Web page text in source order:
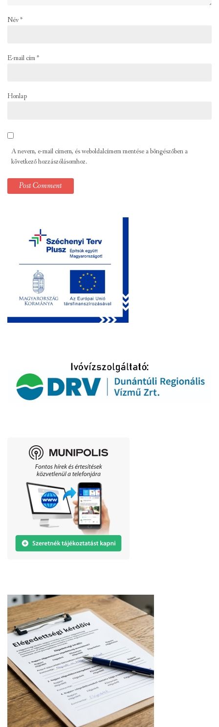
Név*
E-mail cím*
Honlap
A nevem, e-mail címem, és weboldalcímem mentése a böngészőben a
következő hozzászólásomhoz.